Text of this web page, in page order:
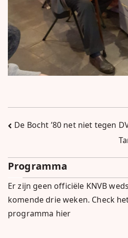
Bericht
De Bocht ’80 net niet tegen
Programma
Er zijn geen officiële KNVB
komende drie weken. Check
programma hier